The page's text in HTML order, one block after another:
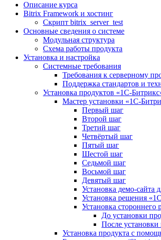
Описание курса
Bitrix Framework и хостинг
Скрипт bitrix_server_test
Основные сведения о системе
Модульная структура
Схема работы продукта
Установка и настройка
Системные требования
Требования к серверному
Поддержка стандартов и
Установка продуктов «1С-
Мастер установки «1C-
Первый шаг
Второй шаг
Третий шаг
Четвёртый шаг
Пятый шаг
Шестой шаг
Седьмой шаг
Восьмой шаг
Девятый шаг
Установка демо-сайта
Установка решения
Установка стороннего
До установки
После установки
Установка продукта с